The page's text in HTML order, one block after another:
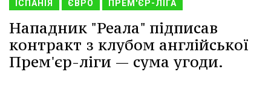
ІСПАНІЯ ЄВРО ПРЕМ'ЄР-ЛІГА
Нападник "Реала" підписав
контракт з клубом англійської
Прем'єр-ліги — сума угоди.